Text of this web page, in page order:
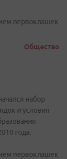
первоклашек
Общество
набор
и условия
года.
первоклашек